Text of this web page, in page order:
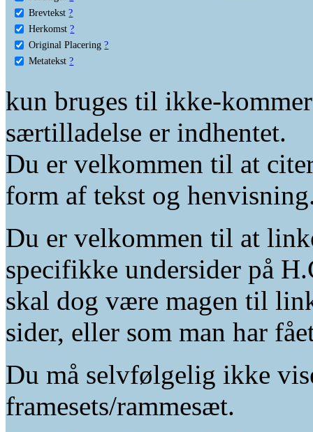
Brevtekst ?
Herkomst ?
Original Placering ?
Metatekst ?
kun bruges til ikke-
særtilladelse er indhentet.
Du er velkommen til at
form af tekst og
Du er velkommen til at
specifikke undersider på
skal dog være magen til
sider, eller som man har
Du må selvfølgelig ikke
framesets/rammesæt.